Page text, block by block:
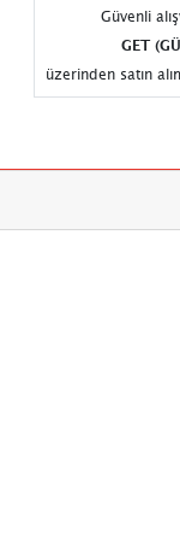
Güvenli
GET
üzerinden satın